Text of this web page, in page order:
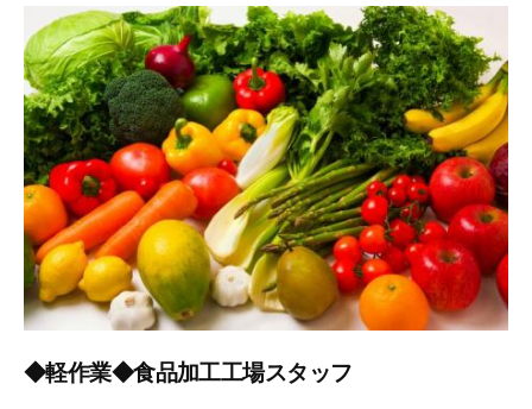
◆軽作業◆食品加工工場スタッフ